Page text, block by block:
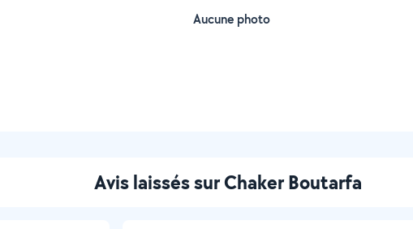
Aucune photo
Avis laissés sur Chaker Boutarfa